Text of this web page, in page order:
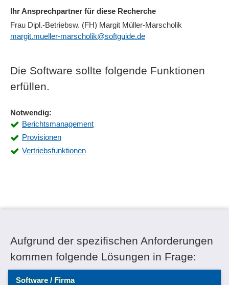
Ihr Ansprechpartner für diese Recherche
Frau Dipl.-Betriebsw. (FH) Margit Müller-Marscholik
margit.mueller-marscholik@softguide.de
Die Software sollte folgende Funktionen
erfüllen.
Notwendig:
Berichtsmanagement
Provisionen
Vertriebsfunktionen
Aufgrund der spezifischen Anforderungen
kommen folgende Lösungen in Frage:
Software / Firma